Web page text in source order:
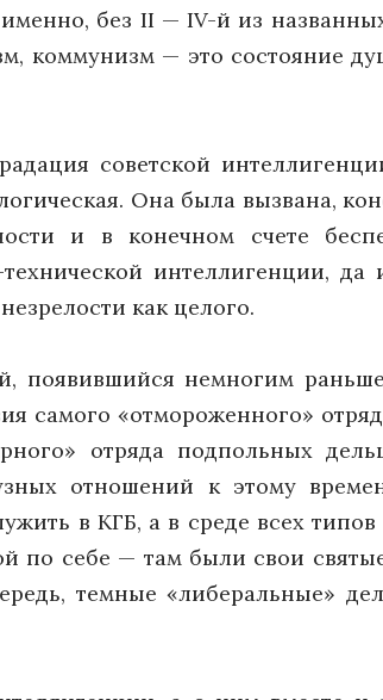
без II — IV-й из
коммунизм — это состояние
советской
Она была вызвана,
и в конечном счете
интеллигенции,
как целого.
немногим
самого «отмороженного»
отряда подпольных
отношений к этому
в КГБ, а в среде всех
по себе — там были свои
темные «либеральные»